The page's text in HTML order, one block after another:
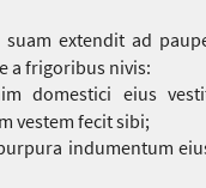
extendit ad
a frigoribus nivis:
domestici eius
vestem fecit sibi;
indumentum